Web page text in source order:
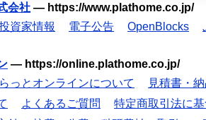
会社 — https://www.plathome.co.jp/
資家情報 電子公告 OpenBlocks
— https://online.plathome.co.jp/
っとオンラインについて
見積書・
よくあるご質問
特定商取引法に